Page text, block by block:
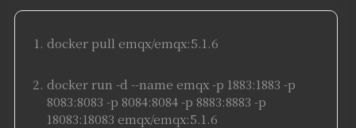
docker pull emqx/emqx:5.1.6
docker run -d --name emqx -p 1883:1883 -p
8083:8083 -p 8084:8084 -p 8883:8883 -p
18083:18083 emqx/emqx:5.1.6